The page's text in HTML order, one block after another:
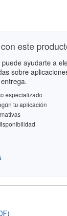
este
ayudarte a
sobre
especializado
tu aplicación